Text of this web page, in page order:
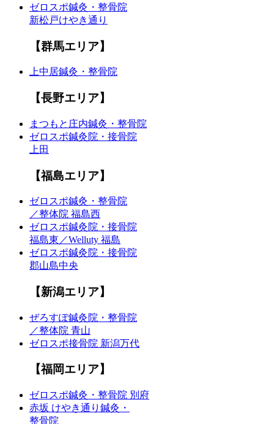
ゼロスポ鍼灸・整骨院
新松戸けやき通り
【群馬エリア】
上中居鍼灸・整骨院
【長野エリア】
まつもと庄内鍼灸・整骨院
ゼロスポ鍼灸院・接骨院
上田
【福島エリア】
ゼロスポ鍼灸・整骨院
／整体院 福島西
ゼロスポ鍼灸院・接骨院
福島東／Welluty 福島
ゼロスポ鍼灸院・接骨院
郡山島中央
【新潟エリア】
ぜろすぽ鍼灸院・整骨院
／整体院 青山
ゼロスポ接骨院 新潟万代
【福岡エリア】
ゼロスポ鍼灸・整骨院 別府
赤坂 けやき通り鍼灸・
整骨院